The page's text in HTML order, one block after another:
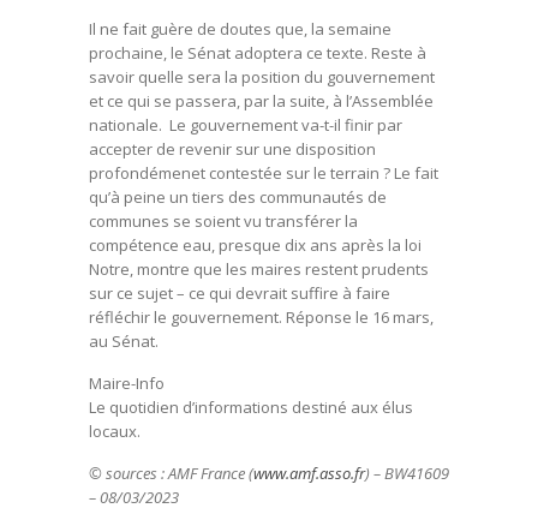
Il ne fait guère de doutes que, la semaine
prochaine, le Sénat adoptera ce texte. Reste à
savoir quelle sera la position du gouvernement
et ce qui se passera, par la suite, à l’Assemblée
nationale. Le gouvernement va-t-il finir par
accepter de revenir sur une disposition
profondémenet contestée sur le terrain ? Le fait
qu’à peine un tiers des communautés de
communes se soient vu transférer la
compétence eau, presque dix ans après la loi
Notre, montre que les maires restent prudents
sur ce sujet – ce qui devrait suffire à faire
réfléchir le gouvernement. Réponse le 16 mars,
au Sénat.
Maire-Info
Le quotidien d’informations destiné aux élus
locaux.
© sources : AMF France (www.amf.asso.fr) – BW41609
– 08/03/2023